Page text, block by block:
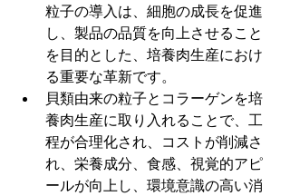
粒子の導入は、細胞の成長を促進
し、製品の品質を向上させること
を目的とした、培養肉生産におけ
る重要な革新です。
貝類由来の粒子とコラーゲンを培
養肉生産に取り入れることで、工
程が合理化され、コストが削減さ
れ、栄養成分、食感、視覚的アピ
ールが向上し、環境意識の高い消